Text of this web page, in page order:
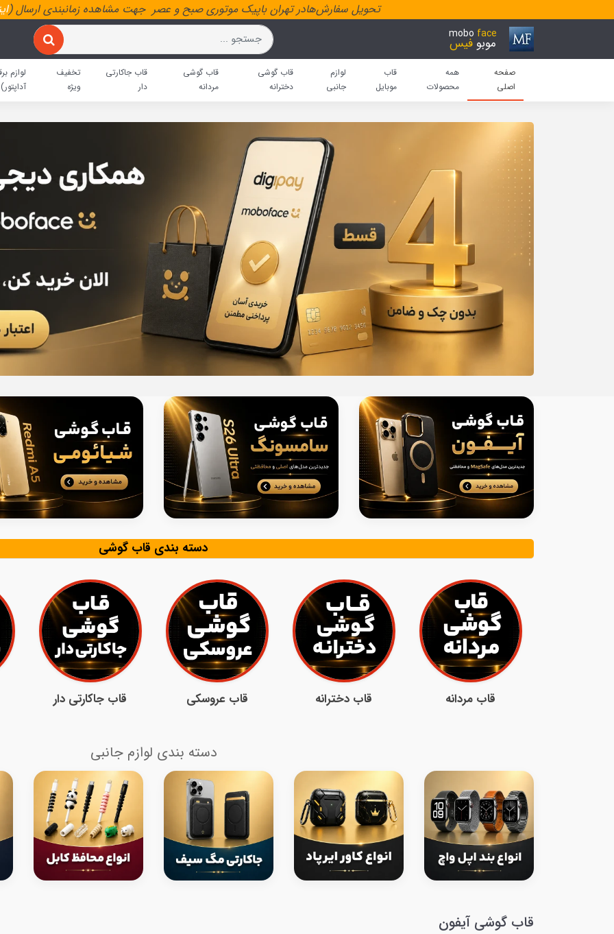
تحویل سفارش‌هادر تهران باپیک موتوری صبح و عصر جهت مشاهده زمانبندی ارسال (
mobo face
موبو فیس
صفحه
اصلی
همه
محصولات
قاب
موبایل
لوازم
جانبی
قاب گوشی
دخترانه
قاب گوشی
مردانه
قاب جاکارتی
دار
تخفیف
ویژه
لوازم
آداپتور)
دسته بندی قاب گوشی
قاب مردانه قاب دخترانه قاب عروسکی قاب جاکارتی دار
دسته بندی لوازم جانبی
قاب گوشی آیفون